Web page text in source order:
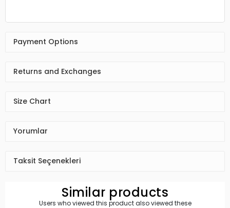
Payment Options
Returns and Exchanges
Size Chart
Yorumlar
Taksit Seçenekleri
Similar products
Users who viewed this product also viewed these